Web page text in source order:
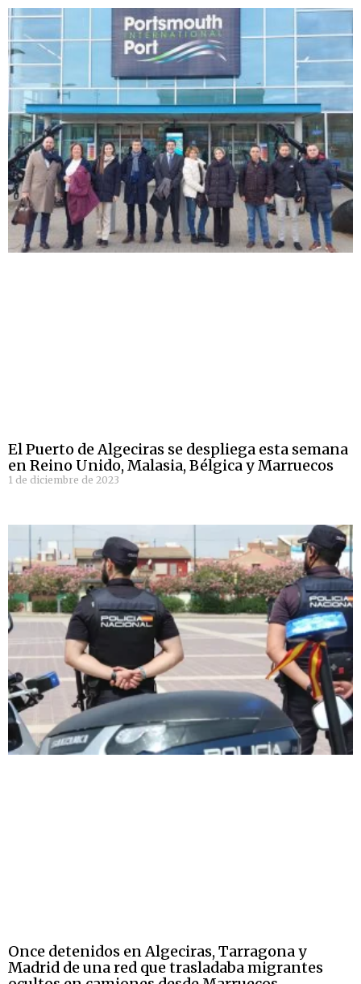
El Puerto de Algeciras se despliega esta semana
en Reino Unido, Malasia, Bélgica y Marruecos
1 de diciembre de 2023
Once detenidos en Algeciras, Tarragona y
Madrid de una red que trasladaba migrantes